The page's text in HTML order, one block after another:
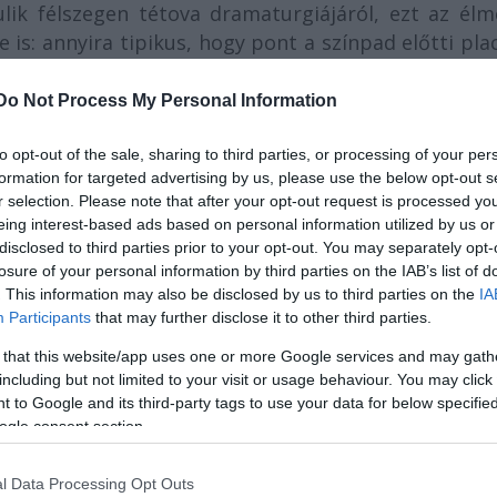
Not Process My Personal Information
opt-out of the sale, sharing to third parties, or processing of your
for targeted advertising by us, please use the below opt-out
selection. Please note that after your opt-out request is processed
interest-based ads based on personal information utilized by us
to third parties prior to your opt-out. You may separately
of your personal information by third parties on the IAB’s list of
This information may also be disclosed by us to third parties on the
Participants that may further disclose it to other third parties.
that this website/app uses one or more Google services and may
but not limited to your visit or usage behaviour. You may
to Google and its third-party tags to use your data for below
consent section.
Data Processing Opt Outs
félszegen tétova dramaturgiájáról, ezt az
is: annyira tipikus, hogy pont a színpad előtti
egyelőre tabutér. De aztán oldódik a
fiúkkal), kedvenc gimis formációm a téren
merítik a csajos önprezentációhoz
együttmozgás koreográfiája jelez leginkább,
dedikál is nekik egy számot. A jó kis koncert
a.N.N.á.-ra, mert önerőből nehezen találnánk
magunkat - még nehezebben találunk vissza.
ban érzett rá a köznapi párbeszéd
ezt finomította, árnyalta tovább az a.N.N.á.-
amely hasonló dialógustechnikára épül,
előadás közt is: a statikus játéktér mindkét
WC-gurigákból álló oszlopsor
beszéd kijátszására helyeződik. Leginkább